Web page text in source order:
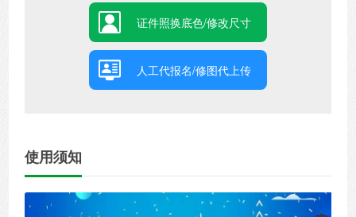
证件照换底色/修改尺寸
人工代报名/修图代上传
使用须知